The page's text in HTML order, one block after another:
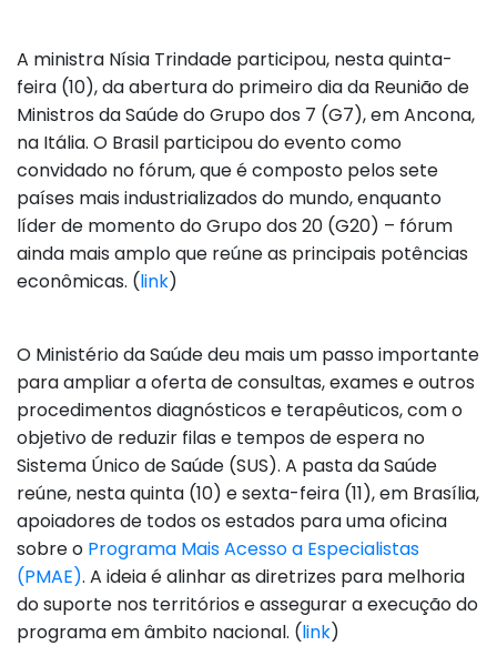
A ministra Nísia Trindade participou, nesta quinta-
feira (10), da abertura do primeiro dia da Reunião de
Ministros da Saúde do Grupo dos 7 (G7), em Ancona,
na Itália. O Brasil participou do evento como
convidado no fórum, que é composto pelos sete
países mais industrializados do mundo, enquanto
líder de momento do Grupo dos 20 (G20) – fórum
ainda mais amplo que reúne as principais potências
econômicas. (link)
O Ministério da Saúde deu mais um passo importante
para ampliar a oferta de consultas, exames e outros
procedimentos diagnósticos e terapêuticos, com o
objetivo de reduzir filas e tempos de espera no
Sistema Único de Saúde (SUS). A pasta da Saúde
reúne, nesta quinta (10) e sexta-feira (11), em Brasília,
apoiadores de todos os estados para uma oficina
sobre o Programa Mais Acesso a Especialistas
(PMAE). A ideia é alinhar as diretrizes para melhoria
do suporte nos territórios e assegurar a execução do
programa em âmbito nacional. (link)